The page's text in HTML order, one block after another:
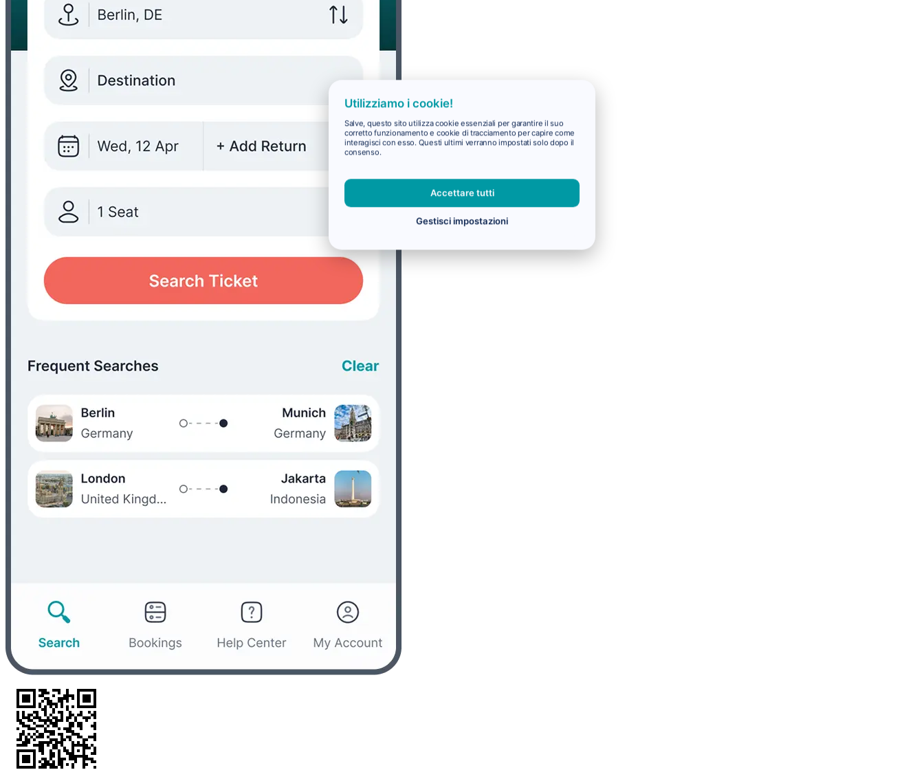
Utilizziamo i cookie!
Salve, questo sito utilizza cookie essenziali per garantire il suo
corretto funzionamento e cookie di tracciamento per capire come
interagisci con esso. Questi ultimi verranno impostati solo dopo il
consenso.
Accettare tutti
Gestisci impostazioni